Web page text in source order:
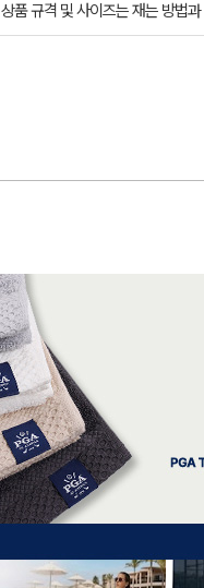
상품 규격 및 사이즈는 재는 방법